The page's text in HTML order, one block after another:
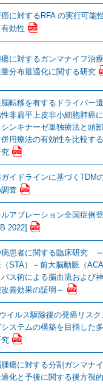
に対するRFA の実行可能性
効性
に対するガンマナイフ治
分布最適化に関する研究
転移を有するドライバー
非扁平上皮非小細胞肺癌
ンキナーゼ単独療法と頭
用療法の有効性を比較す
イドラインに基づくTDM
査
アブレーション全国症例
2022]
病患者に関する臨床研究
STA）－前大脳動脈（ACA
ス術による脳血流および
善効果の証明～
イルス駆除後の発癌リスク
ステムの構築を目指した
瘍に対する分割ガンマナ
化と予後に関する後方視